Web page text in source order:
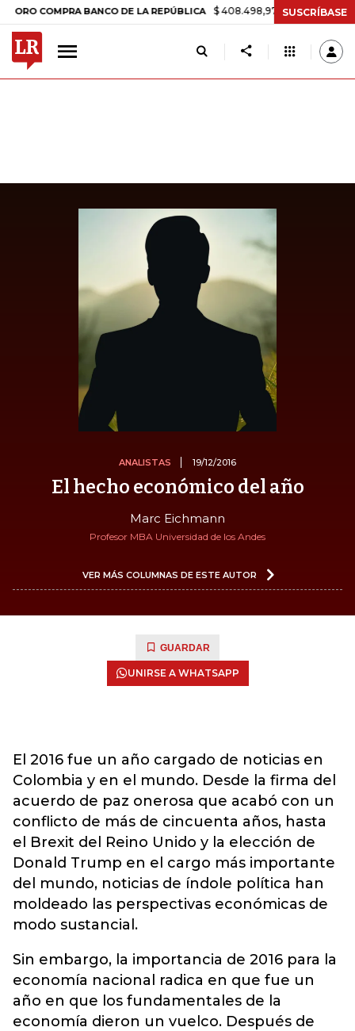
COMPRA BANCO DE LA REPÚBLICA $ 408.498,97 +$ 8.753,81 +2,19%
SUSCRÍBASE
ANALISTAS 19/12/2016
El hecho económico del año
Marc Eichmann
Profesor MBA Universidad de los Andes
VER MÁS COLUMNAS DE ESTE AUTOR
GUARDAR
UNIRSE A WHATSAPP
El 2016 fue un año cargado de noticias en
Colombia y en el mundo. Desde la firma del
acuerdo de paz onerosa que acabó con un
conflicto de más de cincuenta años, hasta
el Brexit del Reino Unido y la elección de
Donald Trump en el cargo más importante
del mundo, noticias de índole política han
moldeado las perspectivas económicas de
modo sustancial.
Sin embargo, la importancia de 2016 para la
economía nacional radica en que fue un
año en que los fundamentales de la
economía dieron un vuelco. Después de